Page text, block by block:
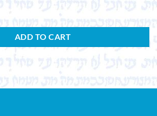
ADD TO CART